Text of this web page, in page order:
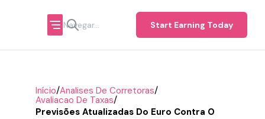
Start Earning Today
Início/Analises De Corretoras/
Avaliacao De Taxas/
Previsões Atualizadas Do Euro Contra O